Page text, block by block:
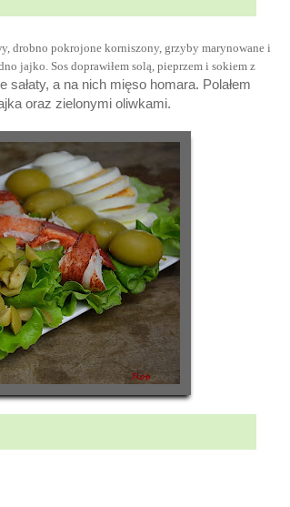
drobno pokrojone korniszony, grzyby marynowane i
jajko. Sos doprawiłem solą, pieprzem i sokiem z
sałaty, a na nich mięso homara. Polałem
oraz zielonymi oliwkami.